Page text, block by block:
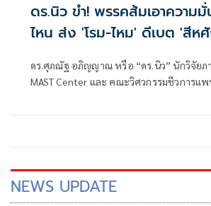
ดร.นิว ขำ! พรรคส้มเอาความมั่
ไหน ส่ง 'โรม-ไหม' ดีเบต 'สีห
ดร.ศุภณัฐ อภิญญาณ หรือ “ดร.นิว” นักวิจัยภ
MAST Center และ คณะวิศวกรรมชีวการแ
NEWS UPDATE